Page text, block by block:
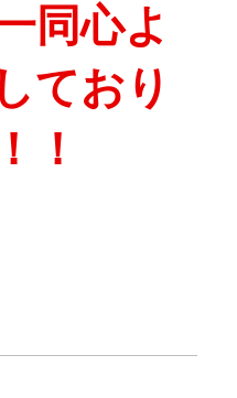
同心よ
ており
！